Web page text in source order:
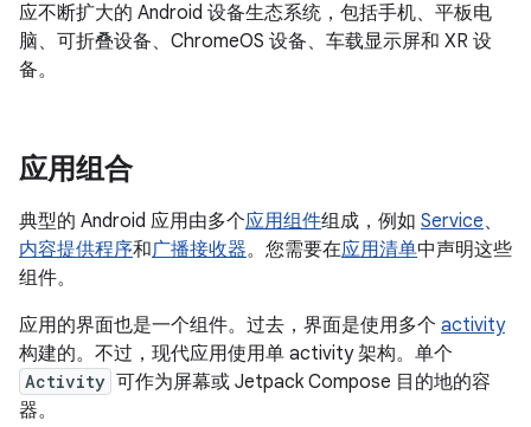
应不断扩大的 Android 设备生态系统，包括手机、平板电
脑、可折叠设备、ChromeOS 设备、车载显示屏和 XR 设
备。
应用组合
典型的 Android 应用由多个应用组件组成，例如 Service、
内容提供程序和广播接收器。您需要在应用清单中声明这些
组件。
应用的界面也是一个组件。过去，界面是使用多个 activity
构建的。不过，现代应用使用单 activity 架构。单个
Activity 可作为屏幕或 Jetpack Compose 目的地的容
器。